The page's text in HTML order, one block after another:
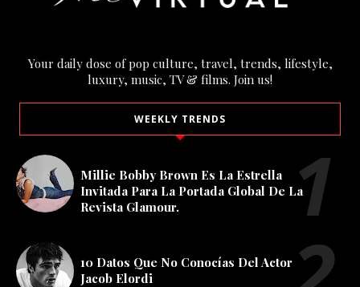
Your daily dose of pop culture, travel, trends, lifestyle,
luxury, music, TV & films. Join us!
WEEKLY TRENDS
Millie Bobby Brown Es La Estrella
Invitada Para La Portada Global De La
Revista Glamour.
10 Datos Que No Conocías Del Actor
Jacob Elordi